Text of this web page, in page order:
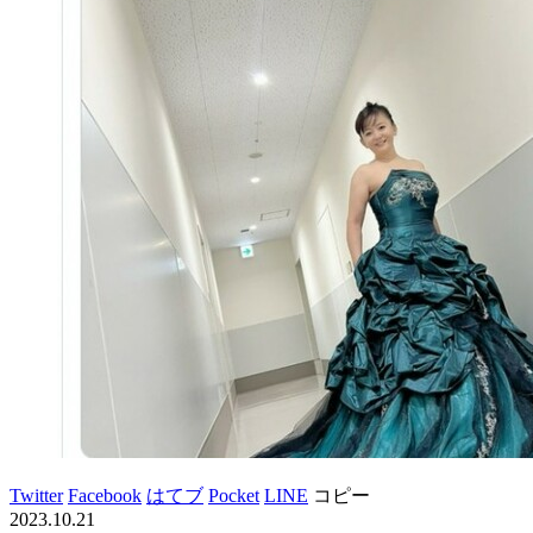
Twitter Facebook はてブ Pocket LINE コピー
2023.10.21